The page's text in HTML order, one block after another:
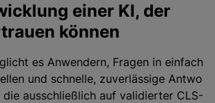
einer KI, der
können
es Anwendern, Fragen in einfach
und schnelle, zuverlässige Antwo
ausschließlich auf validierter CLS-